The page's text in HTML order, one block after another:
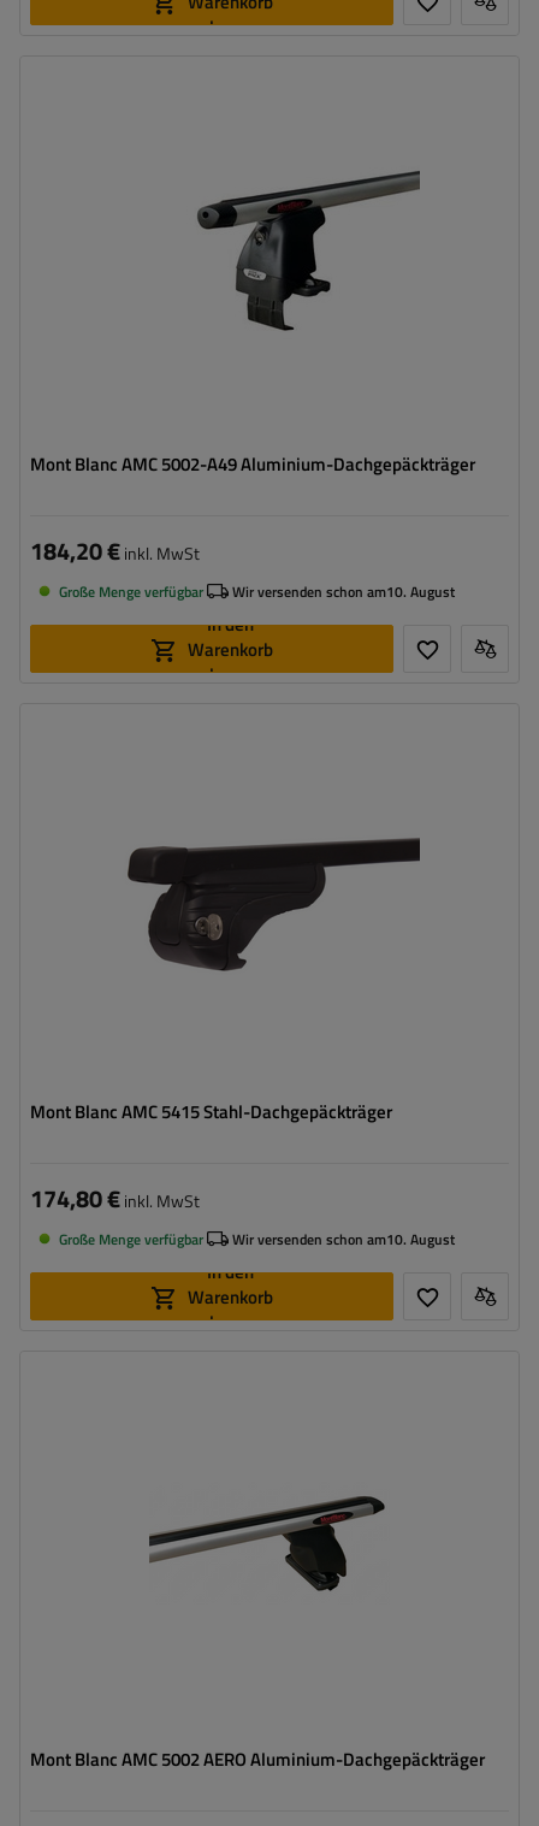
legen
Mont Blanc AMC 5002-A49 Aluminium-Dachgepäckträger
184,20 €inkl. MwSt
Große Menge verfügbar Wir versenden schon am10. August
In den
Warenkorb
legen
Mont Blanc AMC 5415 Stahl-Dachgepäckträger
174,80 €inkl. MwSt
Große Menge verfügbar Wir versenden schon am10. August
In den
Warenkorb
legen
Mont Blanc AMC 5002 AERO Aluminium-Dachgepäckträger